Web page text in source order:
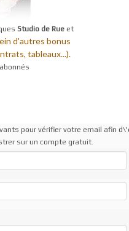
Studio de Rueet
d'autres bonus
tableaux...).
pour vérifier votre email afin
sur un compte gratuit.